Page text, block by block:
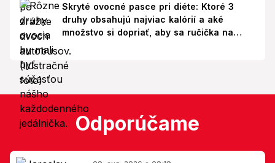
Skryté ovocné pasce pri diéte: Ktoré 3
druhy obsahujú najviac kalórií a aké
množstvo si dopriať, aby sa ručička na
Odporúčame